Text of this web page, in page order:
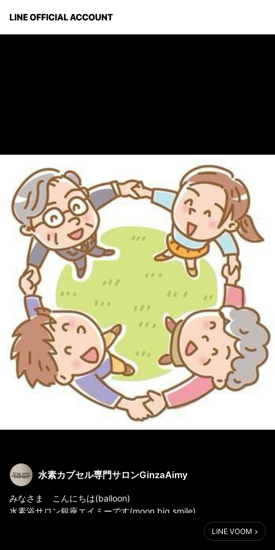
水素カプセル専門サロンGinzaAimy
みなさま こんにちは(balloon)
水素浴サロン銀座エイミーです(moon big smile)
皆様は日頃から、仕事とは別に趣味を楽しむ時間を積極的に設け
LINE VOOM